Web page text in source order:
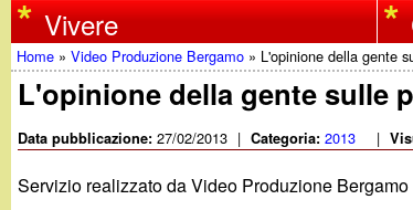
w
w
w
.
Vivere
Tu
sei
qui
Home »Video Produzione Bergamo » L'opinione della gente
L'opinione della gente sulle
Data pubblicazione:27/02/2013 | Categoria:2013 |
Servizio realizzato da Video Produzione